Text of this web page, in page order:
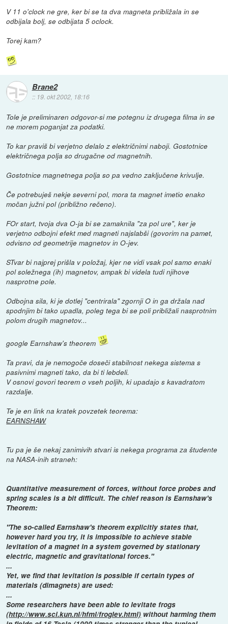
V 11 o'clock ne gre, ker bi se ta dva magneta približala in se
odbijala bolj, se odbijata 5 oclock.
Torej kam?
Brane2
:: 19. okt 2002, 18:16
Tole je preliminaren odgovor-si me potegnu iz drugega filma in se
ne morem poganjat za podatki.
To kar praviš bi verjetno delalo z električnimi naboji. Gostotnice
električnega polja so drugačne od magnetnih.
Gostotnice magnetnega polja so pa vedno zaključene krivulje.
Če potrebuješ nekje severni pol, mora ta magnet imetio enako
močan južni pol (približno rečeno).
FOr start, tvoja dva O-ja bi se zamaknila "za pol ure", ker je
verjetno odbojni efekt med magneti najslabši (govorim na pamet,
odvisno od geometrije magnetov in O-jev.
STvar bi najprej prišla v položaj, kjer ne vidi vsak pol samo enaki
pol soležnega (ih) magnetov, ampak bi videla tudi njihove
nasprotne pole.
Odbojna sila, ki je dotlej "centrirala" zgornji O in ga držala nad
spodnjim bi tako upadla, poleg tega bi se poli približali nasprotnim
polom drugih magnetov...
google Earnshaw's theorem
Ta pravi, da je nemogoče doseči stabilnost nekega sistema s
pasivnimi magneti tako, da bi ti lebdeli.
V osnovi govori teorem o vseh poljih, ki upadajo s kavadratom
razdalje.
Te je en link na kratek povzetek teorema:
EARNSHAW
Tu pa je še nekaj zanimivih stvari is nekega programa za študente
na NASA-inih straneh:
Quantitative measurement of forces, without force probes and
spring scales is a bit difficult. The chief reason is Earnshaw's
Theorem:
"The so-called Earnshaw's theorem explicitly states that,
however hard you try, it is impossible to achieve stable
levitation of a magnet in a system governed by stationary
electric, magnetic and gravitational forces."
...
Yet, we find that levitation is possible if certain types of
materials (dimagnets) are used:
...
Some researchers have been able to levitate frogs
(http://www.sci.kun.nl/hfml/froglev.html) without harming them